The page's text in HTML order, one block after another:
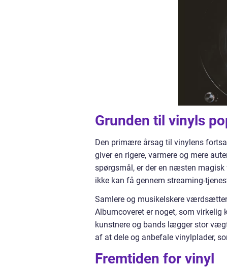
Grunden til vinyls
Den primære årsag til vinylens
giver en rigere, varmere og mere
spørgsmål, er der en næsten
ikke kan få gennem streaming-
Samlere og musikelskere
Albumcoveret er noget, som
kunstnere og bands lægger stor
af at dele og anbefale vinylplader,
Fremtiden for vinyl